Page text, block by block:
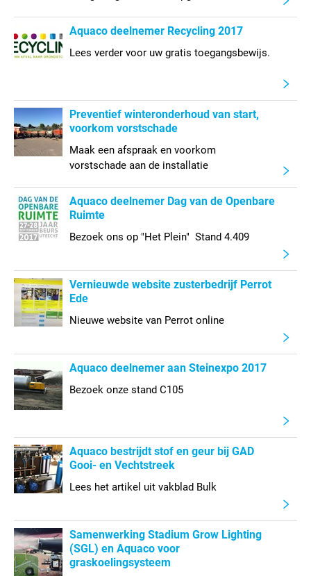
Aquaco deelnemer Recycling 2017
Lees verder voor uw gratis toegangsbewijs.
Preventief winteronderhoud van start,
voorkom vorstschade
Maak een afspraak en voorkom
vorstschade aan de installatie
Aquaco deelnemer Dag van de Openbare
Ruimte
Bezoek ons op "Het Plein" Stand 4.409
Vernieuwde website zusterbedrijf Perrot
Ede
Nieuwe website van Perrot online
Aquaco deelnemer aan Steinexpo 2017
Bezoek onze stand C105
Aquaco bestrijdt stof en geur bij GAD
Gooi- en Vechtstreek
Lees het artikel uit vakblad Bulk
Samenwerking Stadium Grow Lighting
(SGL) en Aquaco voor
graskoelingsysteem